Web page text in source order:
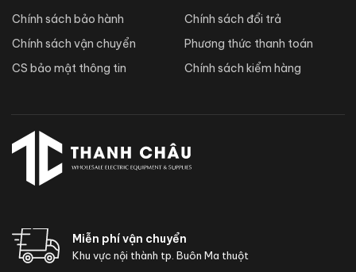
Chính sách bảo hành
Chính sách vận chuyển
CS bảo mật thông tin
Chính sách đổi trả
Phương thức thanh toán
Chính sách kiểm hàng
Miễn phí vận chuyển
Khu vực nội thành tp. Buôn Ma thuột